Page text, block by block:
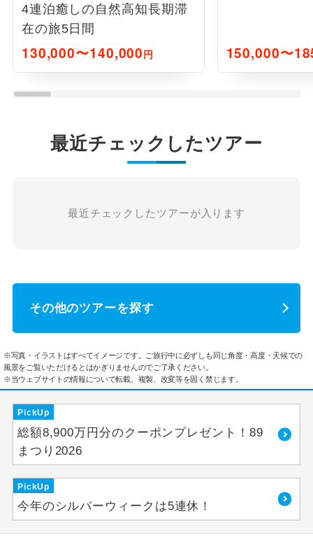
4連泊癒しの自然高知長期滞
在の旅5日間
130,000〜140,000円 150,000〜
最近チェックしたツアー
最近チェックしたツアーが入ります
その他のツアーを探す
※写真・イラストはすべてイメージです。ご旅行中に必ずしも同じ角度・高度・天候での
風景をご覧いただけるとはかぎりませんのでご了承ください。
※当ウェブサイトの情報について転載、複製、改変等を固く禁じます。
PickUp
総額8,900万円分のクーポンプレゼント！89
まつり2026
PickUp
今年のシルバーウィークは5連休！